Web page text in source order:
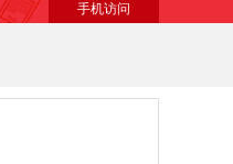
手机访问